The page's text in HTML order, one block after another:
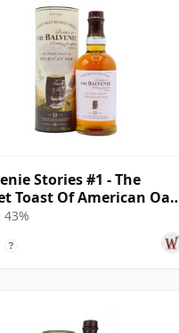
Stories #1 - The
Toast Of American Oak
12 Jahre alt
43%
?